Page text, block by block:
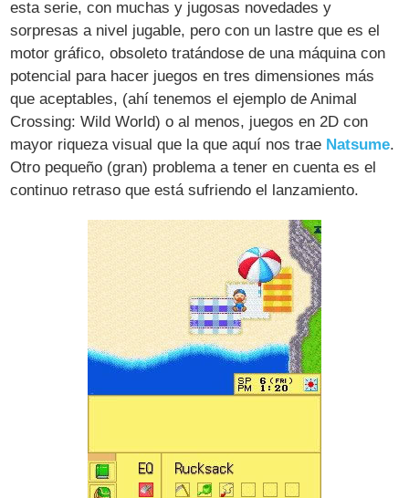
esta serie, con muchas y jugosas novedades y
sorpresas a nivel jugable, pero con un lastre que es el
motor gráfico, obsoleto tratándose de una máquina con
potencial para hacer juegos en tres dimensiones más
que aceptables, (ahí tenemos el ejemplo de Animal
Crossing: Wild World) o al menos, juegos en 2D con
mayor riqueza visual que la que aquí nos trae Natsume.
Otro pequeño (gran) problema a tener en cuenta es el
continuo retraso que está sufriendo el lanzamiento.